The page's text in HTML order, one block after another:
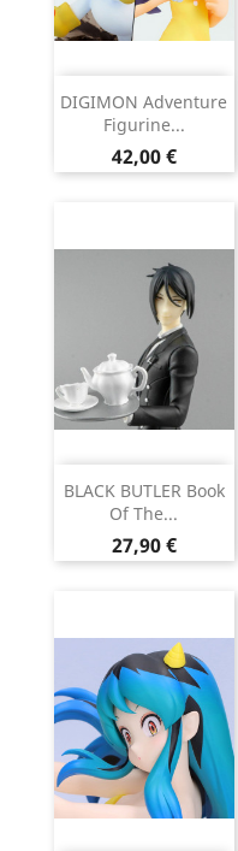
DIGIMON Adventure
Figurine...
Prix
42,00 €
BLACK BUTLER Book
Of The...
Prix
27,90 €